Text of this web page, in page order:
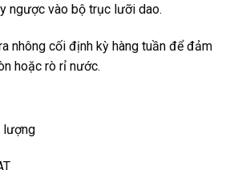
ngược vào bộ trục lưỡi dao.
nhông cối định kỳ hàng tuần để đảm
hoặc rò rỉ nước.
lượng